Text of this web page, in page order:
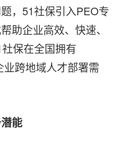
，51社保引入PEO专
助企业高效、快速、
保在全国拥有
跨地域人才部署需
能